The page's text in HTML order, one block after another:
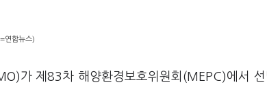
연합뉴스)
가 제83차 해양환경보호위원회(MEPC)에서